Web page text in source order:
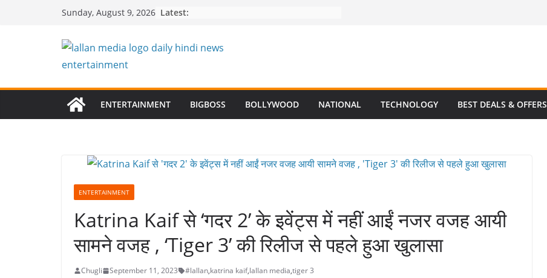
Sunday, August 9, 2026 Latest:
ENTERTAINMENT BIGBOSS BOLLYWOOD NATIONAL TECHNOLOGY BEST DEALS & OFFERS
ENTERTAINMENT
Katrina Kaif से ‘गदर 2’ के इवेंट्स में नहीं आईं नजर वजह आयी
सामने वजह , ‘Tiger 3’ की रिलीज से पहले हुआ खुलासा
Chugli September 11, 2023 #lallan,katrina kaif,lallan media,tiger 3